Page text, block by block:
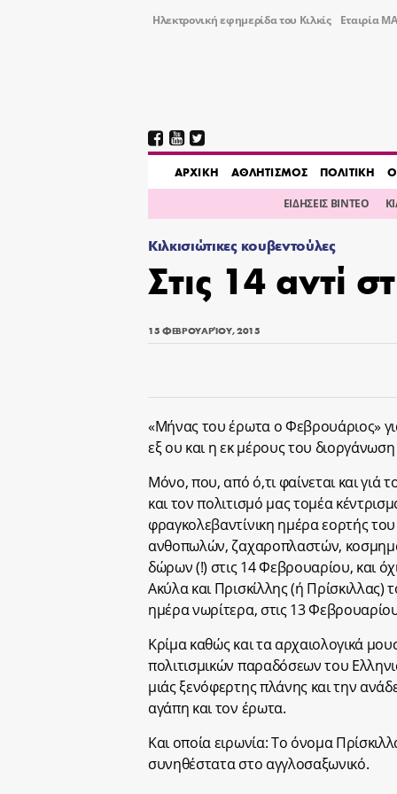
Ηλεκτρονική εφημερίδα του Κιλκίς Εταιρία
AΡΧΙΚΗ ΑΘΛΗΤΙΣΜΟΣ ΠΟΛΙΤΙΚΗ
ΕΙΔΗΣΕΙΣ ΒΙΝΤΕΟ
Κιλκισιώτικες κουβεντούλες
Στις 14 αντί
15 ΦΕΒΡΟΥΑΡΊΟΥ, 2015
«Μήνας του έρωτα ο Φεβρουάριος»
εξ ου και η εκ μέρους του
Μόνο, που, από ό,τι φαίνεται και γιά
και τον πολιτισμό μας τομέα
φραγκολεβαντίνικη ημέρα εορτής
ανθοπωλών, ζαχαροπλαστών,
δώρων (!) στις 14 Φεβρουαρίου, και
Ακύλα και Πρισκίλλης (ή
ημέρα νωρίτερα, στις 13
Κρίμα καθώς και τα αρχαιολογικά
πολιτισμικών παραδόσεων του
μιάς ξενόφερτης πλάνης και την
αγάπη και τον έρωτα.
Και οποία ειρωνία: Το όνομα
συνηθέστατα στο αγγλοσαξωνικό.